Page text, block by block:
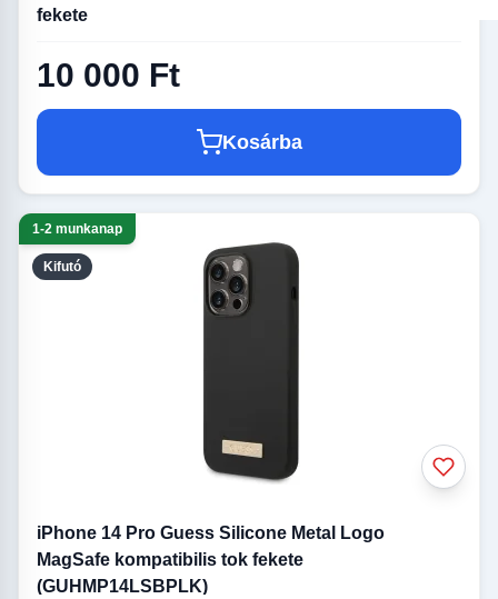
fekete
10 000 Ft
Kosárba
Kifutó
1-2 munkanap
iPhone 14 Pro Guess Silicone Metal Logo
MagSafe kompatibilis tok fekete
(GUHMP14LSBPLK)